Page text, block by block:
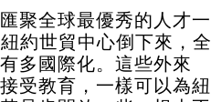
聚全球最優秀的人才一
約世貿中心倒下來，全
多國際化。這些外來
受教育，一樣可以為紐